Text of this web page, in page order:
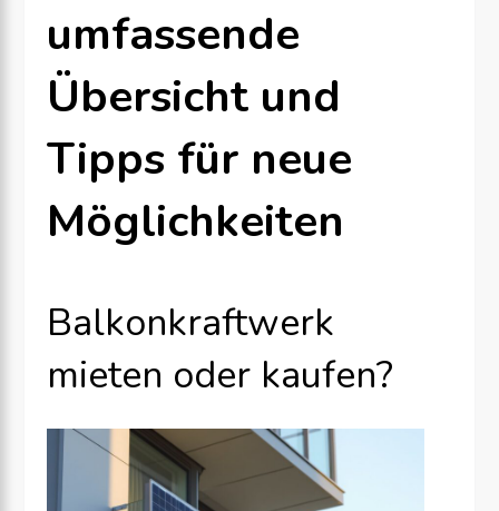
umfassende
Übersicht und
Tipps für neue
Möglichkeiten
Balkonkraftwerk
mieten oder kaufen?